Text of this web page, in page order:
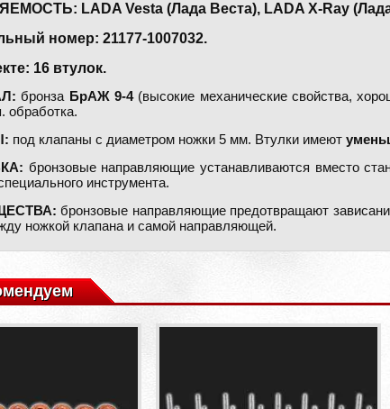
LADA Vesta (Лада Веста), LADA X-Ray
номер: 21177-1007032.
16 втулок.
бронза БрАЖ 9-4(высокие механические свойства,
обработка.
под клапаны с диаметром ножки 5 мм. Втулки имеют
бронзовые направляющие устанавливаются вместо
инструмента.
бронзовые направляющие предотвращают
ножкой клапана и самой направляющей.